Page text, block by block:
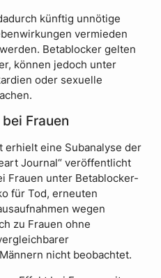
künftig unnötige
vermieden
Betablocker gelten
können jedoch unter
oder sexuelle
Frauen
erhielt eine Subanalyse der
Journal“ veröffentlicht
Frauen unter Betablocker-
für Tod, erneuten
wegen
zu Frauen ohne
nicht beobachtet.